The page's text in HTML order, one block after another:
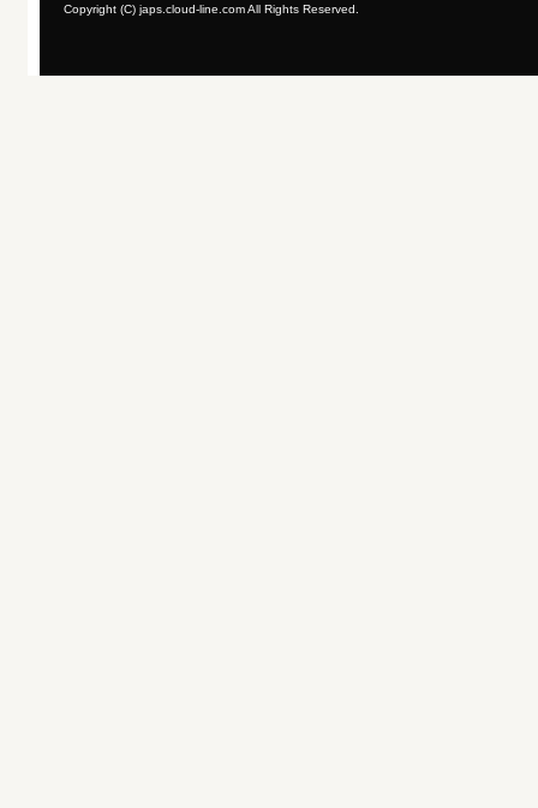
Copyright (C) japs.cloud-line.com All Rights Reserved.